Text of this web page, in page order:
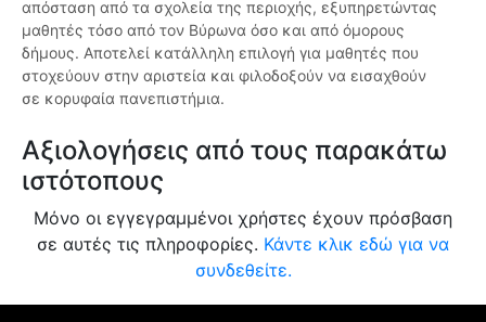
απόσταση από τα σχολεία της περιοχής, εξυπηρετώντας
μαθητές τόσο από τον Βύρωνα όσο και από όμορους
δήμους. Αποτελεί κατάλληλη επιλογή για μαθητές που
στοχεύουν στην αριστεία και φιλοδοξούν να εισαχθούν
σε κορυφαία πανεπιστήμια.
Αξιολογήσεις από τους παρακάτω
ιστότοπους
Μόνο οι εγγεγραμμένοι χρήστες έχουν πρόσβαση
σε αυτές τις πληροφορίες. Κάντε κλικ εδώ για να
συνδεθείτε.